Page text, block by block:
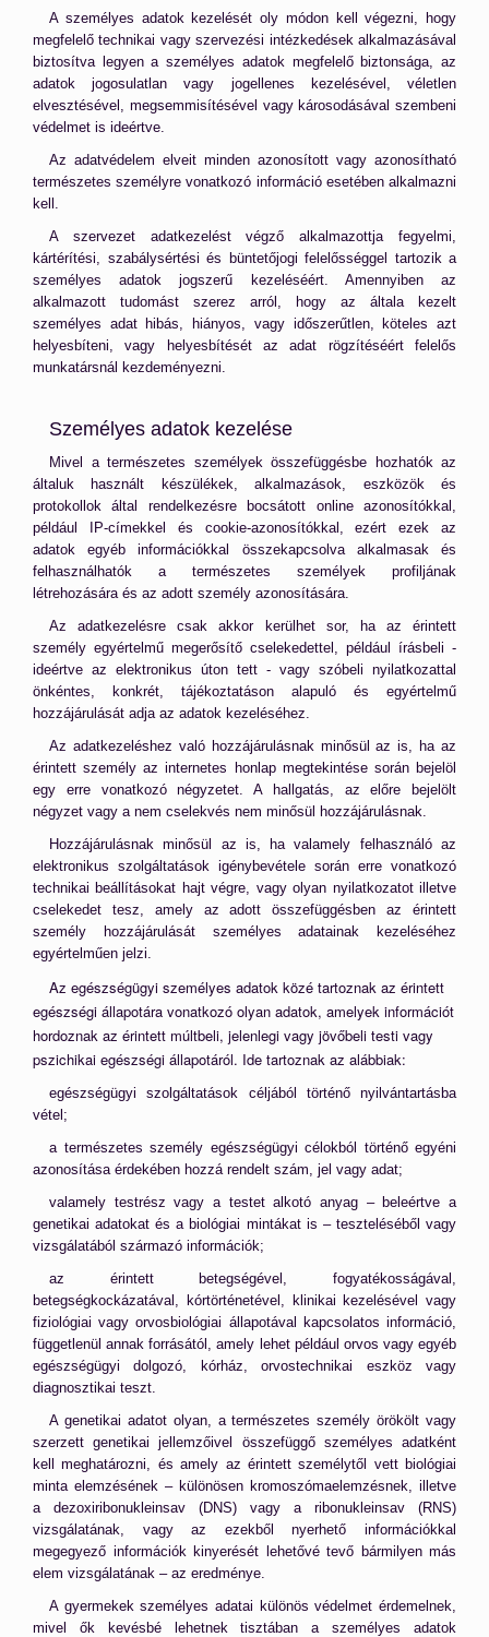
A személyes adatok kezelését oly módon kell végezni, hogy
megfelelő technikai vagy szervezési intézkedések alkalmazásával
biztosítva legyen a személyes adatok megfelelő biztonsága, az
adatok jogosulatlan vagy jogellenes kezelésével, véletlen
elvesztésével, megsemmisítésével vagy károsodásával szembeni
védelmet is ideértve.
Az adatvédelem elveit minden azonosított vagy azonosítható
természetes személyre vonatkozó információ esetében alkalmazni
kell.
A szervezet adatkezelést végző alkalmazottja fegyelmi,
kártérítési, szabálysértési és büntetőjogi felelősséggel tartozik a
személyes adatok jogszerű kezeléséért. Amennyiben az
alkalmazott tudomást szerez arról, hogy az általa kezelt
személyes adat hibás, hiányos, vagy időszerűtlen, köteles azt
helyesbíteni, vagy helyesbítését az adat rögzítéséért felelős
munkatársnál kezdeményezni.
Személyes adatok kezelése
Mivel a természetes személyek összefüggésbe hozhatók az
általuk használt készülékek, alkalmazások, eszközök és
protokollok által rendelkezésre bocsátott online azonosítókkal,
például IP-címekkel és cookie-azonosítókkal, ezért ezek az
adatok egyéb információkkal összekapcsolva alkalmasak és
felhasználhatók a természetes személyek profiljának
létrehozására és az adott személy azonosítására.
Az adatkezelésre csak akkor kerülhet sor, ha az érintett
személy egyértelmű megerősítő cselekedettel, például írásbeli -
ideértve az elektronikus úton tett - vagy szóbeli nyilatkozattal
önkéntes, konkrét, tájékoztatáson alapuló és egyértelmű
hozzájárulását adja az adatok kezeléséhez.
Az adatkezeléshez való hozzájárulásnak minősül az is, ha az
érintett személy az internetes honlap megtekintése során bejelöl
egy erre vonatkozó négyzetet. A hallgatás, az előre bejelölt
négyzet vagy a nem cselekvés nem minősül hozzájárulásnak.
Hozzájárulásnak minősül az is, ha valamely felhasználó az
elektronikus szolgáltatások igénybevétele során erre vonatkozó
technikai beállításokat hajt végre, vagy olyan nyilatkozatot illetve
cselekedet tesz, amely az adott összefüggésben az érintett
személy hozzájárulását személyes adatainak kezeléséhez
egyértelműen jelzi.
Az egészségügyi személyes adatok közé tartoznak az érintett
egészségi állapotára vonatkozó olyan adatok, amelyek információt
hordoznak az érintett múltbeli, jelenlegi vagy jövőbeli testi vagy
pszichikai egészségi állapotáról. Ide tartoznak az alábbiak:
egészségügyi szolgáltatások céljából történő nyilvántartásba
vétel;
a természetes személy egészségügyi célokból történő egyéni
azonosítása érdekében hozzá rendelt szám, jel vagy adat;
valamely testrész vagy a testet alkotó anyag – beleértve a
genetikai adatokat és a biológiai mintákat is – teszteléséből vagy
vizsgálatából származó információk;
az érintett betegségével, fogyatékosságával,
betegségkockázatával, kórtörténetével, klinikai kezelésével vagy
fiziológiai vagy orvosbiológiai állapotával kapcsolatos információ,
függetlenül annak forrásától, amely lehet például orvos vagy egyéb
egészségügyi dolgozó, kórház, orvostechnikai eszköz vagy
diagnosztikai teszt.
A genetikai adatot olyan, a természetes személy örökölt vagy
szerzett genetikai jellemzőivel összefüggő személyes adatként
kell meghatározni, és amely az érintett személytől vett biológiai
minta elemzésének – különösen kromoszómaelemzésnek, illetve
a dezoxiribonukleinsav (DNS) vagy a ribonukleinsav (RNS)
vizsgálatának, vagy az ezekből nyerhető információkkal
megegyező információk kinyerését lehetővé tevő bármilyen más
elem vizsgálatának – az eredménye.
A gyermekek személyes adatai különös védelmet érdemelnek,
mivel ők kevésbé lehetnek tisztában a személyes adatok